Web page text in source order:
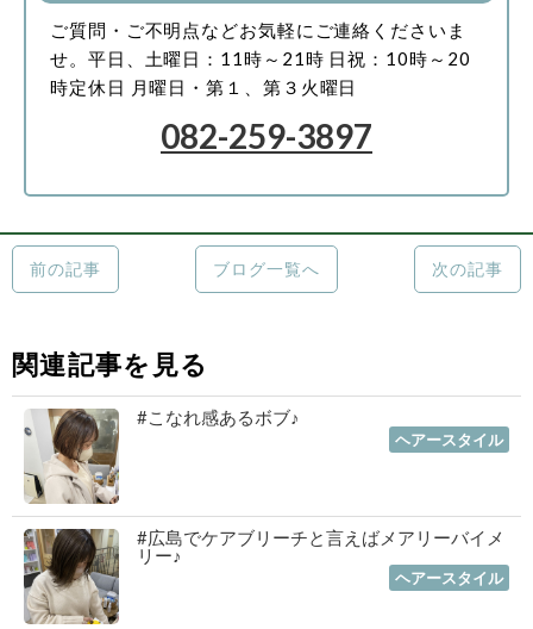
ご質問・ご不明点などお気軽にご連絡くださいま
せ。 平日、土曜日：11時～21時 日祝：10時～20
時定休日 月曜日・第１、第３火曜日
082-259-3897
前の記事 ブログ一覧へ 次の記事
関連記事を見る
#こなれ感あるボブ♪
ヘアースタイル
#広島でケアブリーチと言えばメアリーバイメ
リー♪
ヘアースタイル